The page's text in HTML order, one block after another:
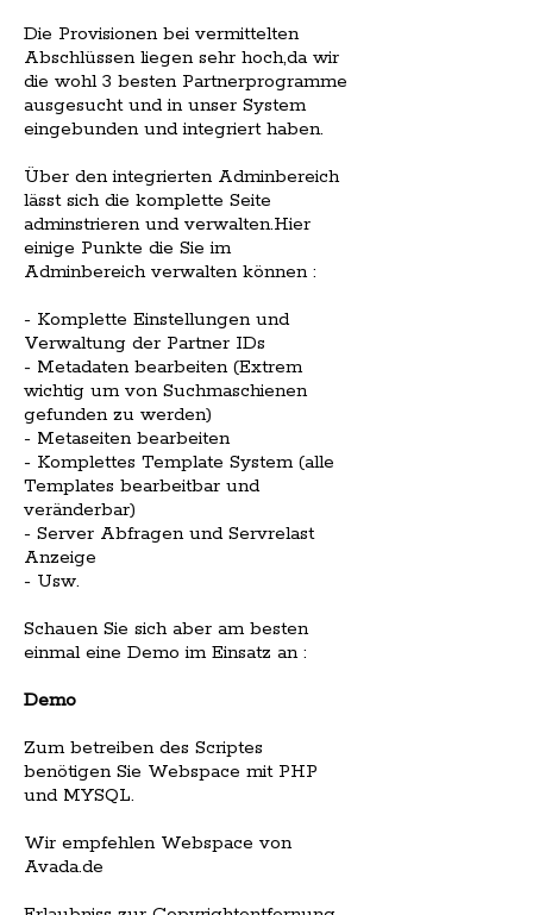
Die Provisionen bei vermittelten
Abschlüssen liegen sehr hoch,da wir
die wohl 3 besten Partnerprogramme
ausgesucht und in unser System
eingebunden und integriert haben.
Über den integrierten Adminbereich
lässt sich die komplette Seite
adminstrieren und verwalten.Hier
einige Punkte die Sie im
Adminbereich verwalten können :
- Komplette Einstellungen und
Verwaltung der Partner IDs
- Metadaten bearbeiten (Extrem
wichtig um von Suchmaschienen
gefunden zu werden)
- Metaseiten bearbeiten
- Komplettes Template System (alle
Templates bearbeitbar und
veränderbar)
- Server Abfragen und Servrelast
Anzeige
- Usw.
Schauen Sie sich aber am besten
einmal eine Demo im Einsatz an :
Demo
Zum betreiben des Scriptes
benötigen Sie Webspace mit PHP
und MYSQL.
Wir empfehlen Webspace von
Avada.de